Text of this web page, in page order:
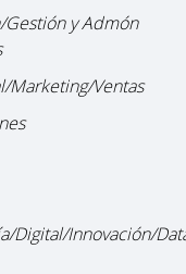
y Admón
Marketing/Ventas
Digital/Innovación/